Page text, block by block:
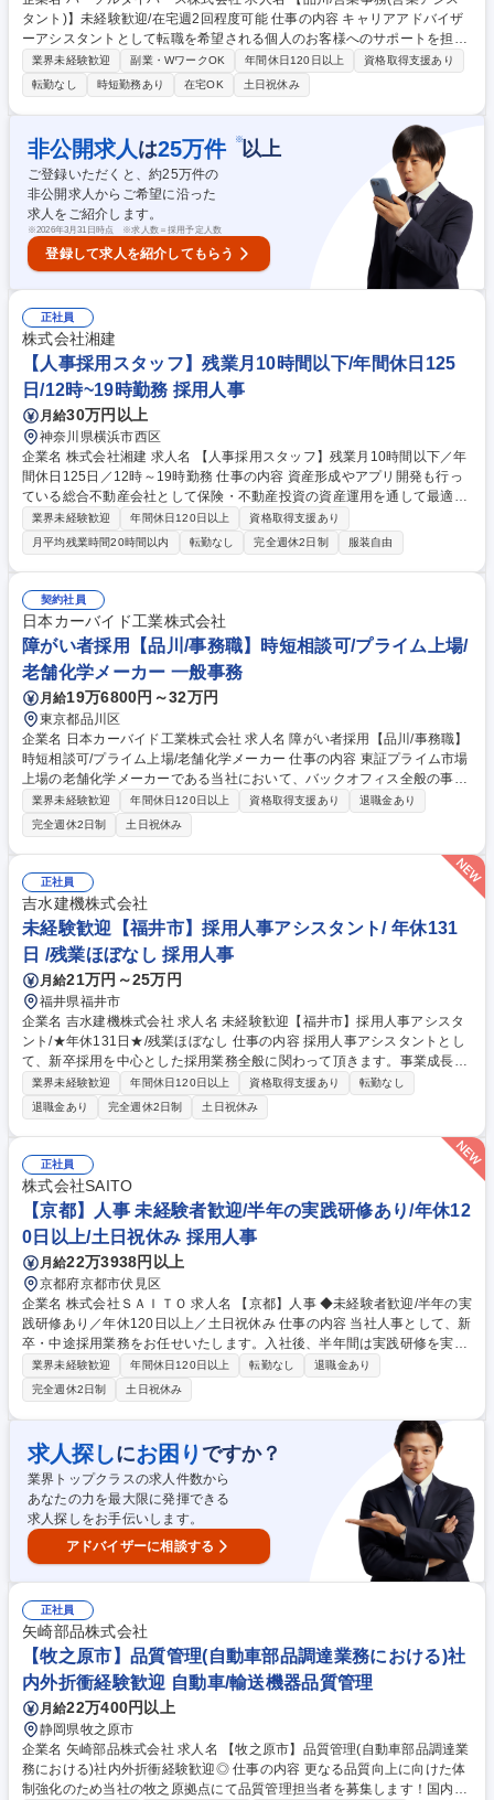
タント)】未経験歓迎/在宅週2回程度可能 仕事の内容 キャリアアドバイザ
ーアシスタントとして転職を希望される個人のお客様へのサポートを担当
いただきます。 ・各種調整業務 求職者様の応募手続きや面接日程の調
整、面接後の感想ヒアリングなど ・推薦業務 企業様に転職希望者を推薦
する際に、システムよりレジュメ・推薦文などのアップロード作業を行っ
ていただきます 募集職種 【品川/営業事務(営業アシスタント)】未経験歓
迎/在宅週2回程度可能
業界未経験歓迎 副業・WワークOK 年間休日120日以上
資格取得支援あり
転勤なし
時短勤務あり 在宅OK 土日祝休み
非公開求人 は25万件 ※以上
ご登録いただくと、約25万件の
非公開求人からご希望に沿った
求人をご紹介します。
※2026年3月31日時点 ※求人数＝採用予定人数
登録して求人を紹介してもらう
正社員
株式会社湘建
【人事採用スタッフ】残業月10時間以下/年間休日125
日/12時~19時勤務 採用人事
月給30万円以上
神奈川県横浜市西区
企業名 株式会社湘建 求人名 【人事採用スタッフ】残業月10時間以下／年
間休日125日／12時～19時勤務 仕事の内容 資産形成やアプリ開発も行っ
ている総合不動産会社として保険・不動産投資の資産運用を通して最適な
ライフプランを提供する当社にて、会社のこれからを一緒に作っていただ
ける人事採用担当を募集します！ 【詳細】■応募者対応（メール・電話対
応）、面接日程の調整 ■会社説明会の運営 ■求人媒体の管理、求人原稿の
作成 ■エージェント対応 ■内定者フォロー ■入社手続き 等 募集職種 【人
事採用スタッフ】残業月10時間以下／年間休日125日／12時～19時勤務
業界未経験歓迎 年間休日120日以上
資格取得支援あり
月平均残業時間20時間以内
転勤なし 完全週休2日制 服装自由
契約社員
日本カーバイド工業株式会社
障がい者採用【品川/事務職】時短相談可/プライム上場/
老舗化学メーカー 一般事務
月給19万6800円～32万円
東京都品川区
企業名 日本カーバイド工業株式会社 求人名 障がい者採用【品川/事務職】
時短相談可/プライム上場/老舗化学メーカー 仕事の内容 東証プライム市場
上場の老舗化学メーカーである当社において、バックオフィス全般の事務
サポートをお任せします。 ～障がい者手帳をお持ちの方の求人となります
～ 【業務詳細】データ入力・管理：人事・顧客データ入力、整合性チェッ
ク、レポート集計 文書管理・庶務：契約書・応募書類の管理、備品管理、
郵便物対応、発注業務 運営サポート：説明会・研修の日程調整、会場手
配、当日受付・誘導 資料作成・広報：マニュアル更新、社内資料作成、H
P・求人サイト更新 問い合わせ対応：電話・メール対応、面接日程調整、
上長への報告相談 その他付随業務全般 募集職種 障がい者採用【品川/事務
職】時短相談可/プライム上場/老舗化学メーカー
業界未経験歓迎 年間休日120日以上 資格取得支援あり
退職金あり
完全週休2日制
土日祝休み
正社員
吉水建機株式会社
未経験歓迎【福井市】採用人事アシスタント/ 年休131
日 /残業ほぼなし 採用人事
月給21万円～25万円
福井県福井市
企業名 吉水建機株式会社 求人名 未経験歓迎【福井市】採用人事アシスタ
ント/★年休131日★/残業ほぼなし 仕事の内容 採用人事アシスタントとし
て、新卒採用を中心とした採用業務全般に関わって頂きます。事業成長に
伴い採用体制を強化しており、将来的には採用担当として活躍いただける
方を募集します。 人事責任者が一から丁寧に指導しますのでご安心くださ
い。まずは応募者対応や日程調整などのアシスタント業務からスタートし
ていただきます。◆新卒採用業務：スカウト媒体を活用した母集団形成/学
生との面談日程調整/応募者との電話、メール、SNS対応/会社説明会や就
活セミナーの企画、運営/合同企業説明会への参加/採用管理システムの運
用※慣れてきた後は、学生との初回WEB面談や採用企画にも携わっていた
だきます。 募集職種 未経験歓迎【福井市】採用人事アシスタント/★年休
131日★/残業ほぼなし
業界未経験歓迎 年間休日120日以上 資格取得支援あり
転勤なし
退職金あり
完全週休2日制 土日祝休み
正社員
株式会社SAITO
【京都】人事 未経験者歓迎/半年の実践研修あり/年休12
0日以上/土日祝休み 採用人事
月給22万3938円以上
京都府京都市伏見区
企業名 株式会社ＳＡＩＴＯ 求人名 【京都】人事 ◆未経験者歓迎/半年の実
践研修あり／年休120日以上／土日祝休み 仕事の内容 当社人事として、新
卒・中途採用業務をお任せいたします。入社後、半年間は実践研修を実施
いたしますので未経験の方であってもご安心ください。 【具体的な業務内
容】 ■求人票の作成・管理（媒体選定、キャッチコピー作成など）■応募
者対応（メール・電話対応、日程調整）■面接の実施・同席（一次面接官
や、役員面接の調整）■募集広報活動（会社説明会の企画・運営、SNS運
用など）■社内調整（各部署の部長陣との打ち合わせ） 募集職種 【京都】
人事 ◆未経験者歓迎/半年の実践研修あり／年休120日以上／土日祝休み
業界未経験歓迎 年間休日120日以上 転勤なし
退職金あり
完全週休2日制
土日祝休み
求人探しにお困り ですか？
業界トップクラスの求人件数から
あなたの力を最大限に発揮できる
求人探しをお手伝いします。
アドバイザーに相談する
正社員
矢崎部品株式会社
【牧之原市】品質管理(自動車部品調達業務における)社
内外折衝経験歓迎 自動車/輸送機器品質管理
月給22万400円以上
静岡県牧之原市
企業名 矢崎部品株式会社 求人名 【牧之原市】品質管理(自動車部品調達業
務における)社内外折衝経験歓迎◎ 仕事の内容 更なる品質向上に向けた体
制強化のため当社の牧之原拠点にて品質管理担当者を募集します！国内仕